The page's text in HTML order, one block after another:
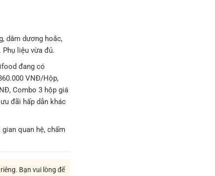
dâm dương hoắc,
liệu vừa đủ.
đang có
VNĐ/Hộp,
Combo 3 hộp giá
đãi hấp dẫn khác
quan hệ, chấm
Bạn vui lòng để